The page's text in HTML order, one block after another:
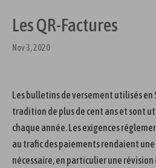
Les QR-Factures
Nov 3, 2020
Les bulletins de versement utilisés en
tradition de plus de cent ans et sont
chaque année. Les exigences
au trafic des paiements rendaient
nécessaire, en particulier une révision